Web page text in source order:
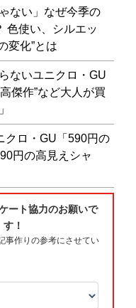
ない」なぜ今季の
色使い、シルエッ
変化”とは
ないユニクロ・GU
傑作”など大人が買
クロ・GU「590円の
円の高見えシャ